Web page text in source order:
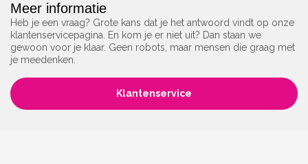
Meer informatie
Heb je een vraag? Grote kans dat je het antwoord vindt op onze
klantenservicepagina. En kom je er niet uit? Dan staan we
gewoon voor je klaar. Geen robots, maar mensen die graag met
je meedenken.
Klantenservice